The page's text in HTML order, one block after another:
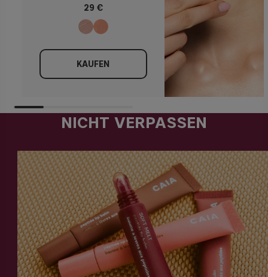
29 €
KAUFEN
NICHT VERPASSEN